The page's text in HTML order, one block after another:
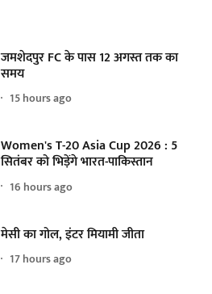
जमशेदपुर FC के पास 12 अगस्त तक का
समय
15 hours ago
Women's T-20 Asia Cup 2026 : 5
सितंबर को भिड़ेंगे भारत-पाकिस्तान
16 hours ago
मेसी का गोल, इंटर मियामी जीता
17 hours ago